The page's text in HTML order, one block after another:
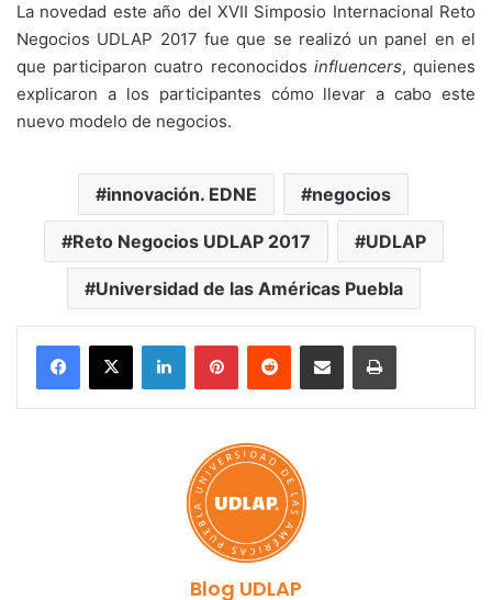
La novedad este año del XVII Simposio Internacional Reto
Negocios UDLAP 2017 fue que se realizó un panel en el
que participaron cuatro reconocidos influencers, quienes
explicaron a los participantes cómo llevar a cabo este
nuevo modelo de negocios.
innovación. EDNE negocios
Reto Negocios UDLAP 2017 UDLAP
Universidad de las Américas Puebla
LinkedInPinterestReddit Share via Email Print
Blog UDLAP